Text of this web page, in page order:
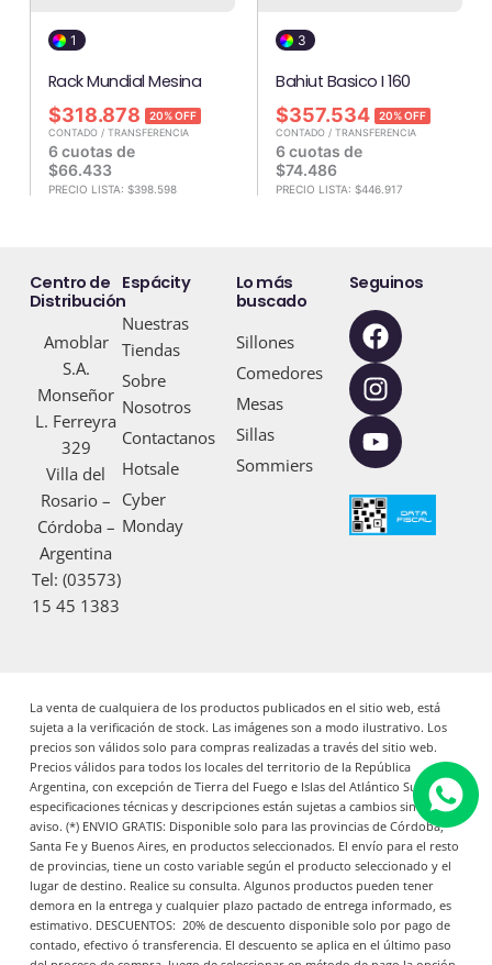
1
Rack Mundial Mesina
$318.878 20% OFF
CONTADO / TRANSFERENCIA
6 cuotas de
$66.433
PRECIO LISTA: $398.598
3
Bahiut Basico I 160
$357.534 20% OFF
CONTADO / TRANSFERENCIA
6 cuotas de
$74.486
PRECIO LISTA: $446.917
Centro de
Distribución
Amoblar
S.A.
Monseñor
L. Ferreyra
329
Villa del
Rosario –
Córdoba –
Argentina
Tel: (03573)
15 45 1383
Espácity
Nuestras
Tiendas
Sobre
Nosotros
Contactanos
Hotsale
Cyber
Monday
Lo más
buscado
Sillones
Comedores
Mesas
Sillas
Sommiers
Seguinos
F
a
c
e
b
o
o
k
I
n
s
t
a
g
r
a
m
Y
o
u
t
u
b
e
La venta de cualquiera de los productos publicados en el sitio web, está
sujeta a la verificación de stock. Las imágenes son a modo ilustrativo. Los
precios son válidos solo para compras realizadas a través del sitio web.
Precios válidos para todos los locales del territorio de la República
Argentina, con excepción de Tierra del Fuego e Islas del Atlántico Sur. Las
especificaciones técnicas y descripciones están sujetas a cambios sin previo
aviso. (*) ENVIO GRATIS: Disponible solo para las provincias de Córdoba,
Santa Fe y Buenos Aires, en productos seleccionados. El envío para el resto
de provincias, tiene un costo variable según el producto seleccionado y el
lugar de destino. Realice su consulta. Algunos productos pueden tener
demora en la entrega y cualquier plazo pactado de entrega informado, es
estimativo. DESCUENTOS: 20% de descuento disponible solo por pago de
contado, efectivo ó transferencia. El descuento se aplica en el último paso